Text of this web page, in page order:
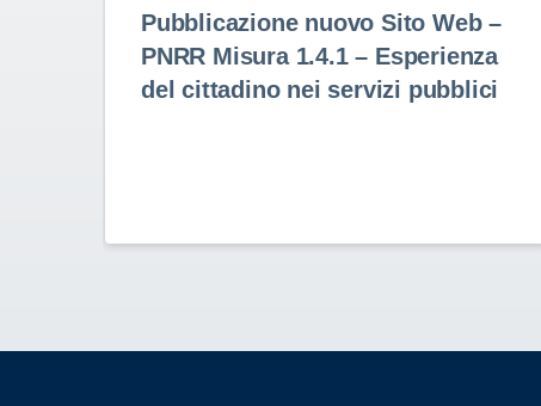
Pubblicazione nuovo Sito Web –
PNRR Misura 1.4.1 – Esperienza
del cittadino nei servizi pubblici